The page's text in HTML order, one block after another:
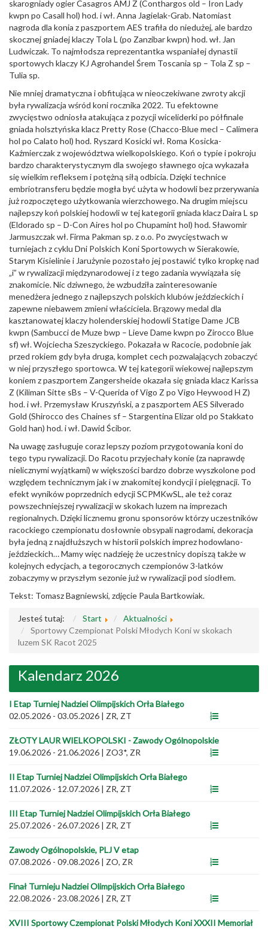
skarogniady ogier Casagros AMJ Z (Conthargos old – Iron Lady
kwpn po Casall hol) hod. i wł. Anna Jagielak-Grab. Natomiast
nagroda dla konia z paszportem AES trafiła do niedużej, ale bardzo
skocznej gniadej klaczy Tola L (po Zanzibar kwpn) hod. wł. Jan
Ludwiczak. To najmłodsza reprezentantka wspaniałej dynastii
sportowych klaczy KJ Agrohandel Śrem Toscania sp – Tola Z sp –
Tulia sp.
Nie mniej dramatyczna i obfitująca w nieoczekiwane zwroty akcji
była rywalizacja wśród koni rocznika 2022. Tu efektowne
zwycięstwo odniosła atakująca z pozycji wiceliderki po półfinale
gniada holsztyńska klacz Pretty Rose (Chacco-Blue mecl – Calimera
hol po Calato hol) hod. Ryszard Kosicki wł. Roma Kosicka-
Kaźmierczak z województwa wielkopolskiego. Koń o typie i pokroju
bardzo charakterystycznym dla swojego sławnego ojca wykazała
się wielkim refleksem i potężną siłą odbicia. Dzięki technice
embriotransferu będzie mogła być użyta w hodowli bez przerywania
już rozpoczętego użytkowania wierzchowego. Na drugim miejscu
najlepszy koń polskiej hodowli w tej kategorii gniada klacz Daira L sp
(Eldorado sp – D-Con Aires hol po Chupamint hol) hod. Sławomir
Jarmuszczak wł. Firma Pakman sp. z o.o. Po zwycięstwach w
turniejach z cyklu Dni Polskich Koni Sportowych w Sierakowie,
Starym Kisielinie i Jarużynie pozostało jej postawić tylko kropkę nad
„i” w rywalizacji międzynarodowej i z tego zadania wywiązała się
znakomicie. Nic dziwnego, że wzbudziła zainteresowanie
menedżera jednego z najlepszych polskich klubów jeździeckich i
zapewne niebawem zmieni właściciela. Brązowy medal dla
kasztanowatej klaczy holenderskiej hodowli Statige Dame JCB
kwpn (Sambucci de Muze bwp – Lieve Dame kwpn po Zirocco Blue
sf) wł. Wojciecha Szeszyckiego. Pokazała w Racocie, podobnie jak
przed rokiem gdy była druga, komplet cech pozwalających zobaczyć
w niej przyszłego sportowca. W tej kategorii wiekowej najlepszym
koniem z paszportem Zangersheide okazała się gniada klacz Karissa
Z (Kiliman Sitte sBs – V-Querida of Vigo Z po Vigo Heywood H Z)
hod. i wł. Przemysław Kruszyński, a z paszportem AES Silverado
Gold (Shirocco des Chaines sf – Stargentina Elizar old po Stakkato
Gold han) hod. i wł. Dawid Ścibor.
Na uwagę zasługuje coraz lepszy poziom przygotowania koni do
tego typu rywalizacji. Do Racotu przyjechały konie (za naprawdę
nielicznymi wyjątkami) w większości bardzo dobrze wyszkolone pod
względem technicznym jak i w znakomitej kondycji i pielęgnacji. To
efekt wyników poprzednich edycji SCPMKwSL, ale też coraz
powszechniejszej rywalizacji w skokach luzem na imprezach
regionalnych. Dzięki licznemu gronu sponsorów którzy uczestników
racockiego czempionatu dosłownie obsypali nagrodami, dekoracja
była jedną z najdłuższych w historii polskich imprez hodowlano-
jeździeckich… Mamy więc nadzieję że uczestnicy dopiszą także w
kolejnych edycjach, a tegorocznych czempionów 3-latków
zobaczymy w przyszłym sezonie już w rywalizacji pod siodłem.
Tekst: Tomasz Bagniewski, zdjęcie Paula Bartkowiak.
Jesteś tutaj: Start
Aktualności
Sportowy Czempionat Polski Młodych Koni w skokach
luzem SK Racot 2025
Kalendarz 2026
I Etap Turniej Nadziei Olimpijskich Orła Białego
02.05.2026 - 03.05.2026 | ZR, ZT
ZŁOTY LAUR WIELKOPOLSKI - Zawody Ogólnopolskie
19.06.2026 - 21.06.2026 | ZO3*, ZR
II Etap Turniej Nadziei Olimpijskich Orła Białego
11.07.2026 - 12.07.2026 | ZR, ZT
III Etap Turniej Nadziei Olimpijskich Orła Białego
25.07.2026 - 26.07.2026 | ZR, ZT
Zawody Ogólnopolskie, PLJ V etap
07.08.2026 - 09.08.2026 | ZO, ZR
Finał Turnieju Nadziei Olimpijskich Orła Białego
22.08.2026 - 23.08.2026 | ZR, ZT
XVIII Sportowy Czempionat Polski Młodych Koni XXXII Memoriał